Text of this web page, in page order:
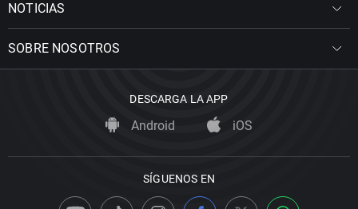
NOTICIAS
SOBRE NOSOTROS
DESCARGA LA APP
Android iOS
SÍGUENOS EN